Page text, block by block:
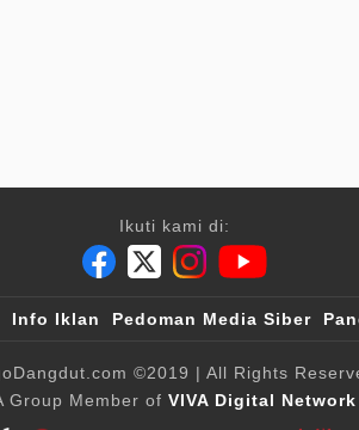
Ikuti kami di:
Info Iklan Pedoman Media Siber
©2019 | All Rights
Group Member of VIVA Digital Network